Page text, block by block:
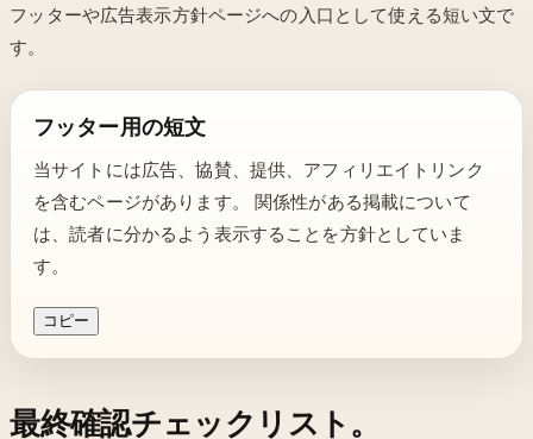
フッターや広告表示方針ページへの入口として使える短い文で
す。
フッター用の短文
当サイトには広告、協賛、提供、アフィリエイトリンク
を含むページがあります。 関係性がある掲載について
は、読者に分かるよう表示することを方針としていま
す。
コピー
最終確認チェックリスト。